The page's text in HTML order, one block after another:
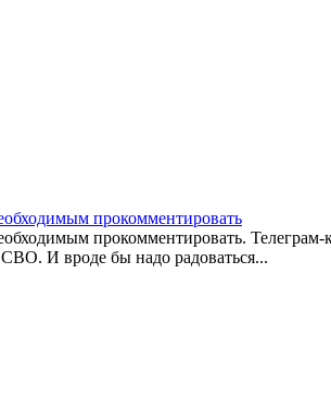
прокомментировать
прокомментировать.
И вроде бы надо радоваться...